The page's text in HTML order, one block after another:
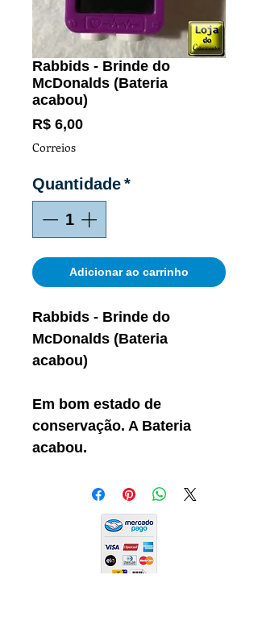
Rabbids - Brinde do
McDonalds (Bateria
acabou)
R$ 6,00Preço
Correios
Quantidade*
Adicionar ao carrinho
Rabbids - Brinde do
McDonalds (Bateria
acabou)
Em bom estado de
conservação. A Bateria
acabou.